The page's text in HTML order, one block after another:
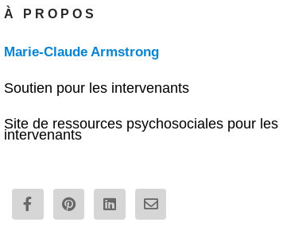
À PROPOS
Marie-Claude Armstrong
Soutien pour les intervenants
Site de ressources psychosociales pour les
intervenants
F
a
P
i
L
i
E
n